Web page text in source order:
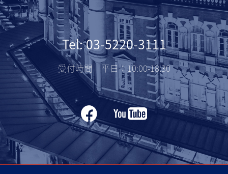
Tel: 03-5220-3111
受付時間 平日：10:00-18:30